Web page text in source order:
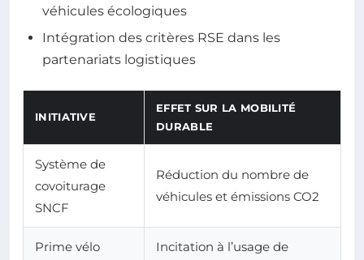
véhicules écologiques
Intégration des critères RSE dans les
partenariats logistiques
INITIATIVE
EFFET SUR LA MOBILITÉ
DURABLE
Système de
covoiturage
SNCF
Réduction du nombre de
véhicules et émissions CO2
Prime vélo
Incitation à l’usage de